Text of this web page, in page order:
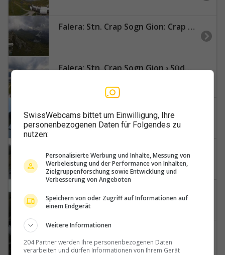
Falera: Stn. Crap Sogn Gion: Crap Sogn Gion Plaun
Falera: Stn. Crap Sogn Gion › Südwesten: GALAAXY Main Station - Snowpark Curnius - Lag Falerin
Fideris › Nordosten: Berghaus Arflina - Arflina - Fideriser Heuberge
SwissWebcams bittet um Einwilligung, Ihre
personenbezogenen Daten für Folgendes zu
nutzen:
Personalisierte Werbung und Inhalte, Messung von
Werbeleistung und der Performance von Inhalten,
Zielgruppenforschung sowie Entwicklung und
Verbesserung von Angeboten
Speichern von oder Zugriff auf Informationen auf
einem Endgerät
Weitere Informationen
204 Partner werden Ihre personenbezogenen Daten
verarbeiten und dürfen Informationen von Ihrem Gerät